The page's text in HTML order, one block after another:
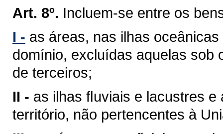
Art. 8º. Incluem-se entre os
I - as áreas, nas ilhas
domínio, excluídas aquelas sob
de terceiros;
II - as ilhas ﬂuviais e lacustres
território, não pertencentes à